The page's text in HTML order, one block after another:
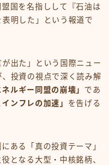
国を名指しして『石油は
明した」という報道で
出た」という国際ニュー
投資の視点で深く読み解
ネルギー同盟の崩壊」 であ
ンフレの加速」 を告げる
ある「真の投資テーマ」
となる大型・中核銘柄、